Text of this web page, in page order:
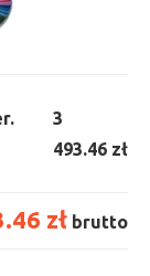
3
493.46 zł
zł brutto